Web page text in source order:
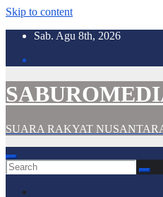
Skip to content
Sab. Agu 8th, 2026
SUARA RAKYAT